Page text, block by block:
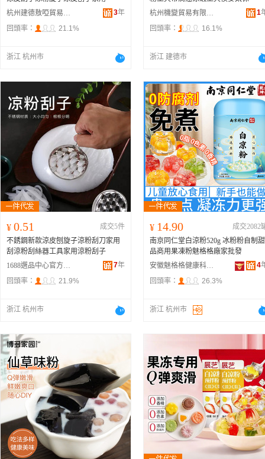
杭州建德敖啞貿易商行
3年
回頭率：
21.1%
浙江 杭州市
杭州機變貿易有限公司
1
回頭率：
16.1%
浙江 建德市
¥ 0.51
成交5件
不銹鋼新款涼皮刨旋子涼粉刮刀家用
刮涼粉刮絲器工具家用涼粉刮子
1688選品中心官方供應鏈
7年
回頭率：
21.9%
浙江 杭州市
¥ 14.90
成交2082
南京同仁堂白涼粉520g 冰粉粉自制甜
品商用果凍粉魅格格廠家批發
安徽魅格格健康科技有限公司
4
回頭率：
26.3%
浙江 杭州市